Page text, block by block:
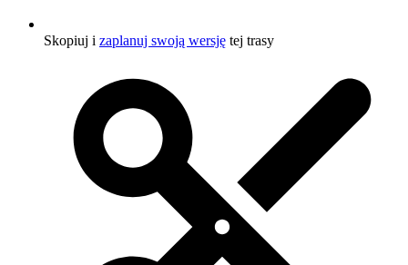
Skopiuj i zaplanuj swoją wersję tej trasy